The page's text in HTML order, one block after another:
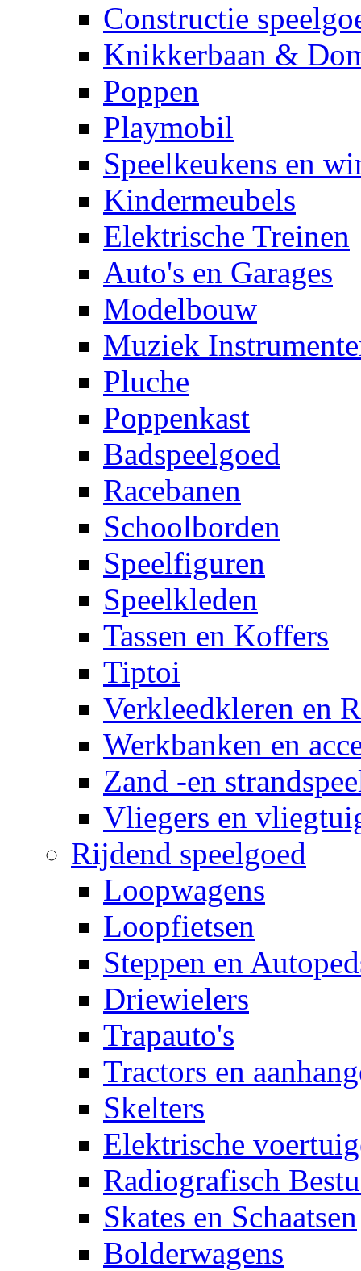
Constructie
Knikkerbaan &
Poppen
Playmobil
Speelkeukens en
Kindermeubels
Elektrische Treinen
Auto's en Garages
Modelbouw
Muziek
Pluche
Poppenkast
Badspeelgoed
Racebanen
Schoolborden
Speelfiguren
Speelkleden
Tassen en Koffers
Tiptoi
Verkleedkleren en
Werkbanken en
Zand -en
Vliegers en
Rijdend speelgoed
Loopwagens
Loopfietsen
Steppen en
Driewielers
Trapauto's
Tractors en
Skelters
Elektrische
Radiografisch
Skates en Schaatsen
Bolderwagens